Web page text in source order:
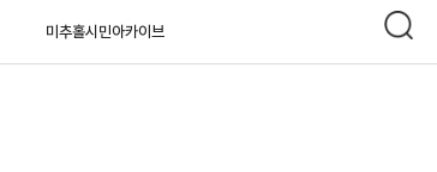
미추홀시민아카이브